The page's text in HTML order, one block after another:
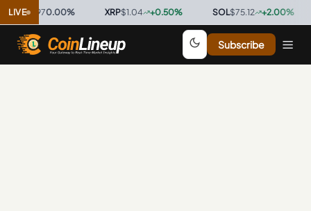
LIVE
$0.9997 0.00%· XRP$1.04 +0.50%· SOL$75.12 +2.00%·
Subscribe